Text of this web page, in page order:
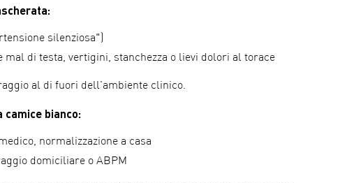
silenziosa")
mal di testa, vertigini, stanchezza o lievi dolori al torace
al di fuori dell'ambiente clinico.
bianco:
normalizzazione a casa
domiciliare o ABPM